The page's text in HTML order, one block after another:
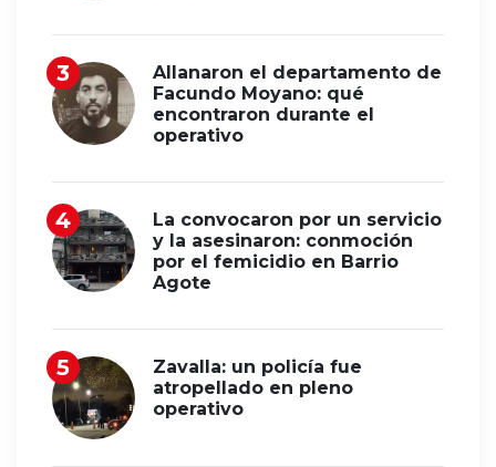
Allanaron el departamento de
Facundo Moyano: qué
encontraron durante el
operativo
La convocaron por un servicio
y la asesinaron: conmoción
por el femicidio en Barrio
Agote
Zavalla: un policía fue
atropellado en pleno
operativo